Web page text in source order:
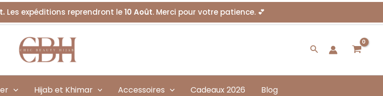
Les expéditions reprendront le10 Août. Merci pour votre patience. 💕
Rechercher
Hijab et Khimar Accessoires Cadeaux 2026 Blog